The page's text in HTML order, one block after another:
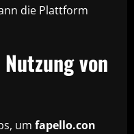
die Plattform
von
um fapello.con